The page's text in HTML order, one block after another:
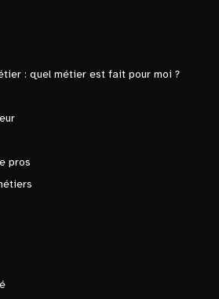
: quel métier est fait pour moi ?
pros